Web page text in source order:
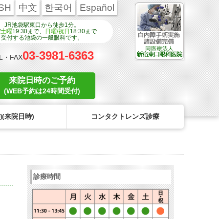
中文 한국어 Español
JR池袋駅東口から徒歩1分。
土曜19:30まで、 日曜/祝日 18:30まで
受付する池袋の一般眼科です。
・FAX03-3981-6363
来院日時のご予約
(WEB予約は24時間受付)
くある質問
眼液・眼軟膏について
(来院日時) コンタクトレンズ診療
ンタクトレンズのトラブル
ンタクトレンズの眼疾患
診療時間